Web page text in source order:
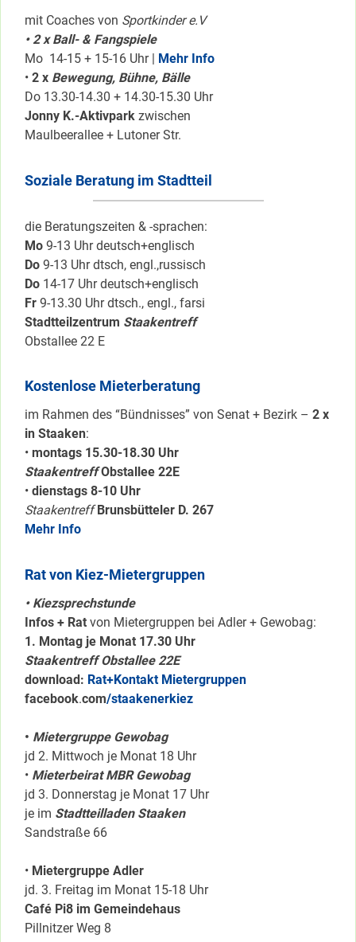
mit Coaches von Sportkinder e.V
• 2 x Ball- & Fangspiele
Mo 14-15 + 15-16 Uhr | Mehr Info
• 2 x Bewegung, Bühne, Bälle
Do 13.30-14.30 + 14.30-15.30 Uhr
Jonny K.-Aktivpark zwischen
Maulbeerallee + Lutoner Str.
Soziale Beratung im Stadtteil
die Beratungszeiten & -sprachen:
Mo 9-13 Uhr deutsch+englisch
Do 9-13 Uhr dtsch, engl.,russisch
Do 14-17 Uhr deutsch+englisch
Fr 9-13.30 Uhr dtsch., engl., farsi
Stadtteilzentrum Staakentreff
Obstallee 22 E
Kostenlose Mieterberatung
im Rahmen des “Bündnisses” von Senat + Bezirk – 2 x
in Staaken:
• montags 15.30-18.30 Uhr
Staakentreff Obstallee 22E
• dienstags 8-10 Uhr
Staakentreff Brunsbütteler D. 267
Mehr Info
Rat von Kiez-Mietergruppen
• Kiezsprechstunde
Infos + Rat von Mietergruppen bei Adler + Gewobag:
1. Montag je Monat 17.30 Uhr
Staakentreff Obstallee 22E
download: Rat+Kontakt Mietergruppen
facebook.com/staakenerkiez
• Mietergruppe Gewobag
jd 2. Mittwoch je Monat 18 Uhr
• Mieterbeirat MBR Gewobag
jd 3. Donnerstag je Monat 17 Uhr
je im Stadtteilladen Staaken
Sandstraße 66
• Mietergruppe Adler
jd. 3. Freitag im Monat 15-18 Uhr
Café Pi8 im Gemeindehaus
Pillnitzer Weg 8